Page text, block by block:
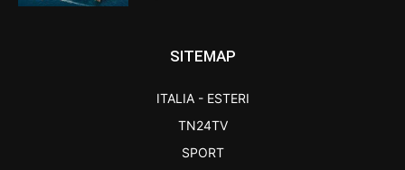
SITEMAP
ITALIA - ESTERI
TN24TV
SPORT